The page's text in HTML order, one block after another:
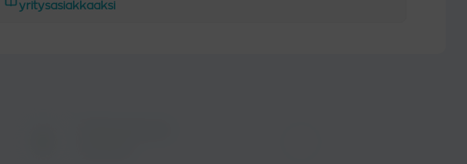
yritysasiakkaaksi